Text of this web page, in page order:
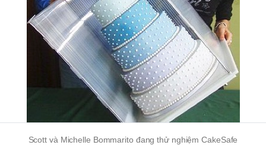
Scott và Michelle Bommarito đang thử nghiệm CakeSafe